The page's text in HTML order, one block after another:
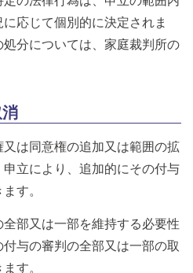
応じて個別的に決定されま
分については、家庭裁判所の
は同意権の追加又は範囲の拡
立により、追加的にその付与
す。
部又は一部を維持する必要性
与の審判の全部又は一部の取
す。